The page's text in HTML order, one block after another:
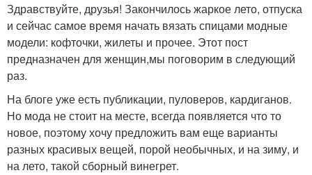
Здравствуйте, друзья! Закончилось жаркое лето, отпуска
и сейчас самое время начать вязать спицами модные
модели: кофточки, жилеты и прочее. Этот пост
предназначен для женщин,мы поговорим в следующий
раз.
На блоге уже есть публикации, пуловеров, кардиганов.
Но мода не стоит на месте, всегда появляется что то
новое, поэтому хочу предложить вам еще варианты
разных красивых вещей, порой необычных, и на зиму, и
на лето, такой сборный винегрет.